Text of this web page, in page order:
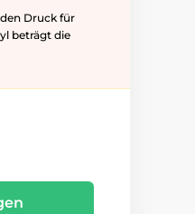
Druck für
beträgt die